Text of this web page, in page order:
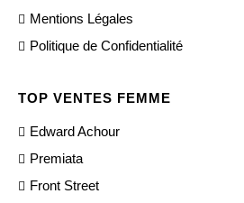
Mentions Légales
Politique de Confidentialité
TOP VENTES FEMME
Edward Achour
Premiata
Front Street